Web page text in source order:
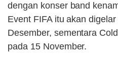
dengan konser band
Event FIFA itu akan
Desember, sementara
pada 15 November.